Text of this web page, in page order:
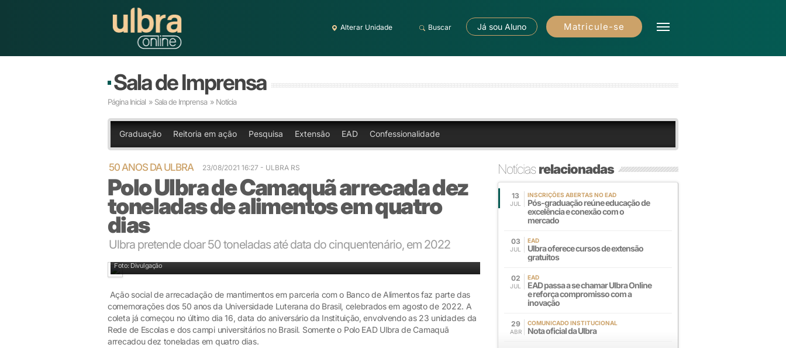
Alterar Unidade Buscar Já sou Aluno Matricule-se
Sala de Imprensa
Página Inicial » Sala de Imprensa » Notícia
Graduação Reitoria em ação Pesquisa Extensão EAD Confessionalidade
50 ANOS DA ULBRA 23/08/2021 16:27 - ULBRA RS
Polo Ulbra de Camaquã arrecada dez
toneladas de alimentos em quatro
dias
Ulbra pretende doar 50 toneladas até data do cinquentenário, em 2022
Foto: Divulgação
Ação social de arrecadação de mantimentos em parceria com o Banco de Alimentos faz parte das
comemorações dos 50 anos da Universidade Luterana do Brasil, celebrados em agosto de 2022. A
coleta já começou no último dia 16, data do aniversário da Instituição, envolvendo as 23 unidades da
Rede de Escolas e dos campi universitários no Brasil. Somente o Polo EAD Ulbra de Camaquã
arrecadou dez toneladas em quatro dias.
Notíciasrelacionadas
13
JUL
INSCRIÇÕES ABERTAS NO EAD
Pós-graduação reúne educação de
excelência e conexão com o
mercado
03
JUL
EAD
Ulbra oferece cursos de extensão
gratuitos
02
JUL
EAD
EAD passa a se chamar Ulbra Online
e reforça compromisso com a
inovação
29
ABR
COMUNICADO INSTITUCIONAL
Nota oficial da Ulbra